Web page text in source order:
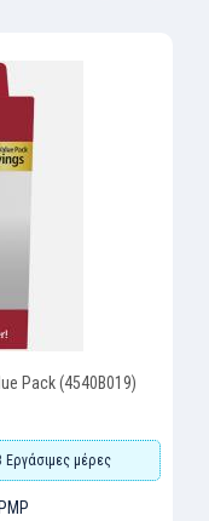
Pack (4540B019)
μέρες